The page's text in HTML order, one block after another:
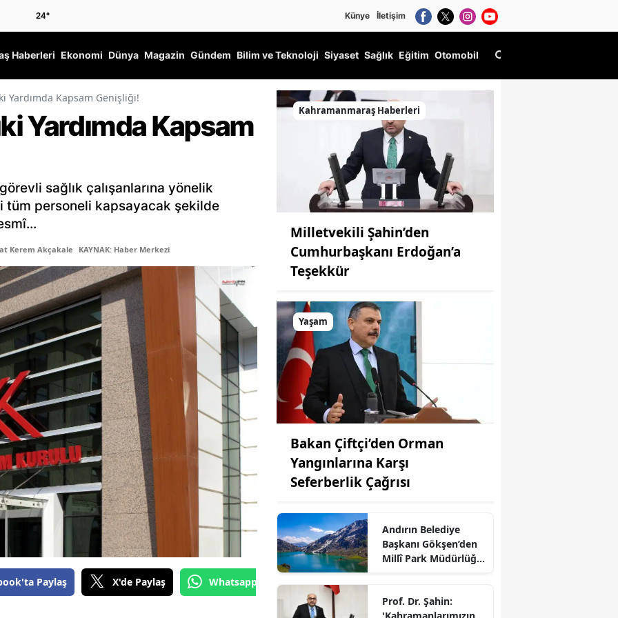
24° Künye İletişim
Haberleri Ekonomi Dünya Magazin Gündem Bilim ve Teknoloji Siyaset Sağlık Eğitim Otomobil
Yardımda Kapsam Genişliği!
Yardımda Kapsam
sağlık çalışanlarına yönelik
tüm personeli kapsayacak şekilde
Kerem Akçakale KAYNAK: Haber Merkezi
Paylaş X'de Paylaş Whatsapp'tan Gönder
Kahramanmaraş Haberleri
Milletvekili Şahin’den
Cumhurbaşkanı Erdoğan’a
Teşekkür
Yaşam
Bakan Çiftçi’den Orman
Yangınlarına Karşı
Seferberlik Çağrısı
Andırın Belediye
Başkanı Gökşen’den
Millî Park Müdürlüğü
Prof. Dr. Şahin: